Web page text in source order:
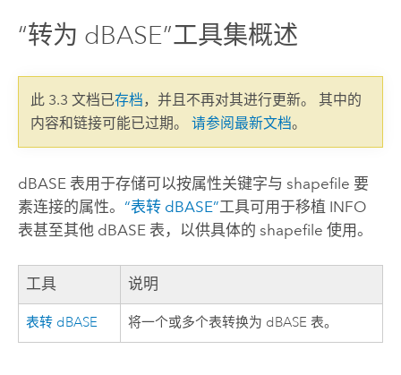
“转为 dBASE”工具集概述
此 3.3 文档已存档，并且不再对其进行更新。 其中的
内容和链接可能已过期。 请参阅最新文档。
dBASE 表用于存储可以按属性关键字与 shapefile 要
素连接的属性。 “表转 dBASE”工具可用于移植 INFO
表甚至其他 dBASE 表，以供具体的 shapefile 使用。
工具 说明
表转 dBASE 将一个或多个表转换为 dBASE 表。